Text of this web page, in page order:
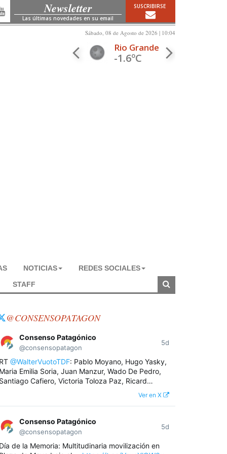
Newsletter
Las últimas novedades en su email
SUSCRIBIRSE
Sábado, 08 de Agosto de 2026 | 10:04
Rio Grande
-1.6ºC
NOTICIAS
REDES SOCIALES
STAFF
@CONSENSOPATAGON
Consenso Patagónico
@consensopatagon
5d
RT @WalterVuotoTDF: Pablo Moyano, Hugo Yasky,
Maria Emilia Soria, Juan Manzur, Wado De Pedro,
Santiago Cafiero, Victoria Toloza Paz, Ricard…
Ver en X
Consenso Patagónico
@consensopatagon
5d
Día de la Memoria: Multitudinaria movilización en